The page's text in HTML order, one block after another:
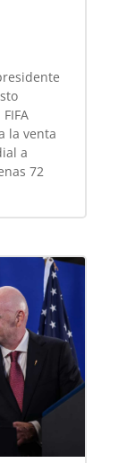
la venta
a
72